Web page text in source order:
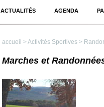
ACTUALITÉS AGENDA
accueil >Activités Sportives >
Marches et